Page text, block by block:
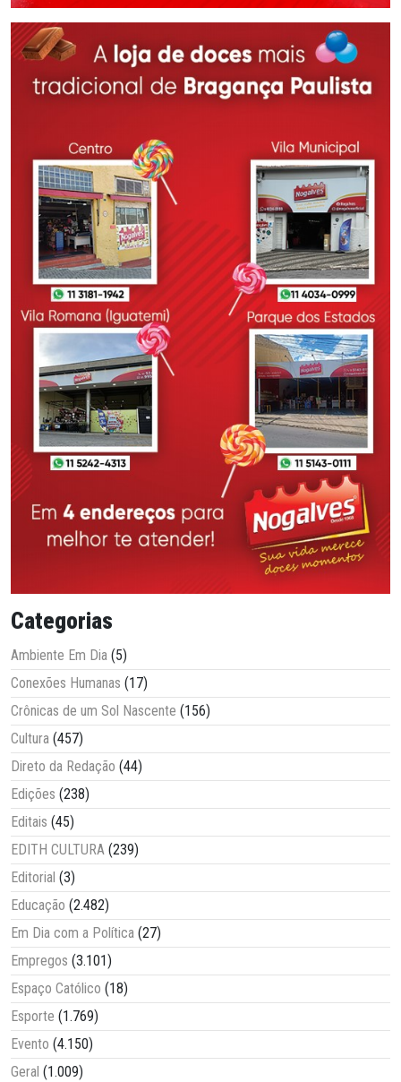
Categorias
Ambiente Em Dia (5)
Conexões Humanas (17)
Crônicas de um Sol Nascente (156)
Cultura (457)
Direto da Redação (44)
Edições (238)
Editais (45)
EDITH CULTURA (239)
Editorial (3)
Educação (2.482)
Em Dia com a Política (27)
Empregos (3.101)
Espaço Católico (18)
Esporte (1.769)
Evento (4.150)
Geral (1.009)